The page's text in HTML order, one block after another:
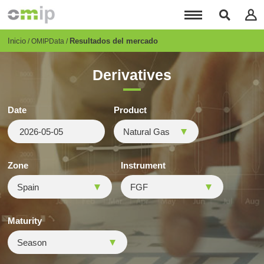
principal
Breadcrumb
Inicio OMIPData Resultados del mercado
Derivatives
Date Product
Zone Instrument
Maturity